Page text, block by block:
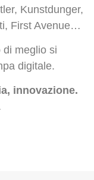
Kunstdunger,
First Avenue…
di meglio si
digitale.
innovazione.